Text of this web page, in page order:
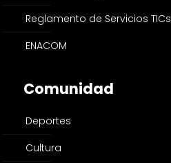
Reglamento de Servicios TICs
ENACOM
Comunidad
Deportes
Cultura